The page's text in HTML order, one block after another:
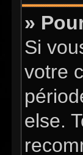
»
Si
votre
else.